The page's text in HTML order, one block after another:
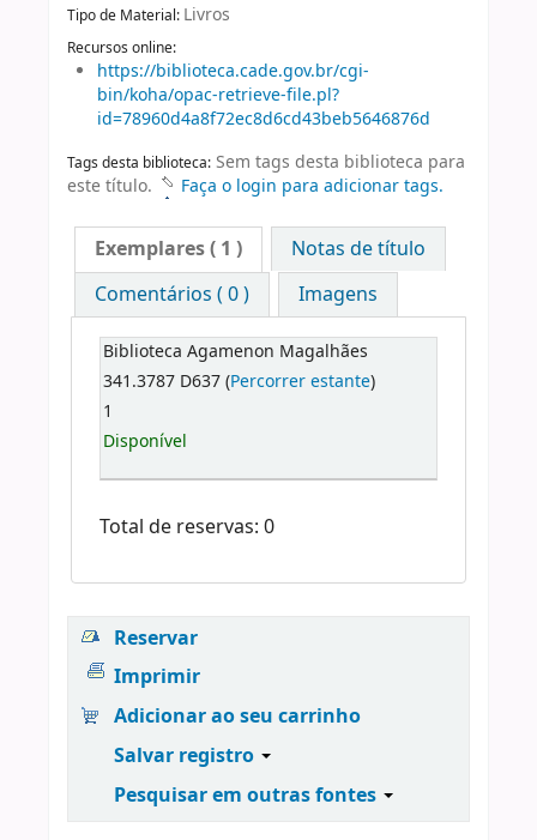
Tipo de Material: Livros
Recursos online:
https://biblioteca.cade.gov.br/cgi-
bin/koha/opac-retrieve-file.pl?
id=78960d4a8f72ec8d6cd43beb5646876d
Tags desta biblioteca: Sem tags desta biblioteca para
este título.
Faça o login para adicionar tags.
Exemplares( 1 )
Notas de título
Comentários ( 0 )
Imagens
Biblioteca Agamenon Magalhães
341.3787 D637 (Percorrer estante)
1
Disponível
Total de reservas: 0
Reservar
Imprimir
Adicionar ao seu carrinho
Salvar registro
Pesquisar em outras fontes